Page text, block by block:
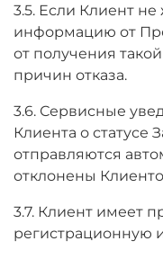
3.5. Если Клиент не
информацию от
от получения
причин отказа.
3.6. Сервисные
Клиента о статусе
отправляются
отклонены
3.7. Клиент имеет
регистрационную